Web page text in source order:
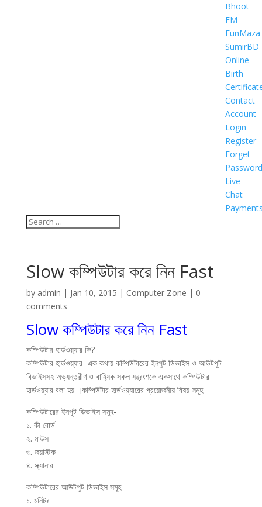
Bhoot
FM
FunMaza
SumirBD
Online
Birth
Contact
Account
Login
Register
Forget
Password
Live
Chat
Slow কম্পিউটার করে নিন Fast
by admin | Jan 10, 2015 | Computer Zone | 0
comments
Slow কম্পিউটার করে নিন Fast
কম্পিউটার হার্ডওয়্যার কি?
কম্পিউটার হার্ডওয়্যার- এক কথায় কম্পিউটারের ইনপুট ডিভাইস ও আউটপুট
বিভাইসসহ অভ্যন্তরীণ ও বাহ্যিক সকল যন্ত্রংশকে একসাথে কম্পিউটার
হার্ডওয়্যার বলা হয় ।কম্পিউটার হার্ডওয়্যারের প্রয়োজনীয় বিষয় সমূহ-
কম্পিউটারের ইনপুট ডিভাইস সমূহ-
১. কী বোর্ড
২. মাউস
৩. জয়স্টিক
৪. স্ক্যানার
কম্পিউটারের আউটপুট ডিভাইস সমূহ-
১. মনিটর